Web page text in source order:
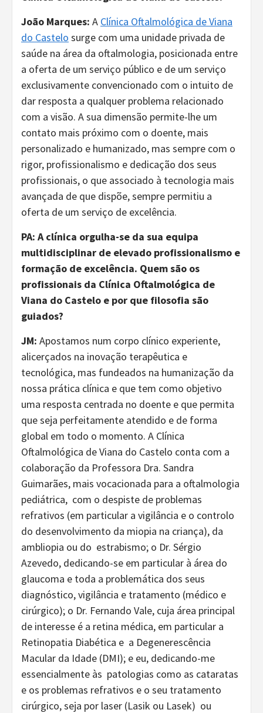
João Marques: A Clínica Oftalmológica de Viana
do Castelo surge com uma unidade privada de
saúde na área da oftalmologia, posicionada entre
a oferta de um serviço público e de um serviço
exclusivamente convencionado com o intuito de
dar resposta a qualquer problema relacionado
com a visão. A sua dimensão permite-lhe um
contato mais próximo com o doente, mais
personalizado e humanizado, mas sempre com o
rigor, profissionalismo e dedicação dos seus
profissionais, o que associado à tecnologia mais
avançada de que dispõe, sempre permitiu a
oferta de um serviço de excelência.
PA: A clínica orgulha-se da sua equipa
multidisciplinar de elevado profissionalismo e
formação de excelência. Quem são os
profissionais da Clínica Oftalmológica de
Viana do Castelo e por que filosofia são
guiados?
JM: Apostamos num corpo clínico experiente,
alicerçados na inovação terapêutica e
tecnológica, mas fundeados na humanização da
nossa prática clínica e que tem como objetivo
uma resposta centrada no doente e que permita
que seja perfeitamente atendido e de forma
global em todo o momento. A Clínica
Oftalmológica de Viana do Castelo conta com a
colaboração da Professora Dra. Sandra
Guimarães, mais vocacionada para a oftalmologia
pediátrica, com o despiste de problemas
refrativos (em particular a vigilância e o controlo
do desenvolvimento da miopia na criança), da
ambliopia ou do estrabismo; o Dr. Sérgio
Azevedo, dedicando-se em particular à área do
glaucoma e toda a problemática dos seus
diagnóstico, vigilância e tratamento (médico e
cirúrgico); o Dr. Fernando Vale, cuja área principal
de interesse é a retina médica, em particular a
Retinopatia Diabética e a Degenerescência
Macular da Idade (DMI); e eu, dedicando-me
essencialmente às patologias como as cataratas
e os problemas refrativos e o seu tratamento
cirúrgico, seja por laser (Lasik ou Lasek) ou